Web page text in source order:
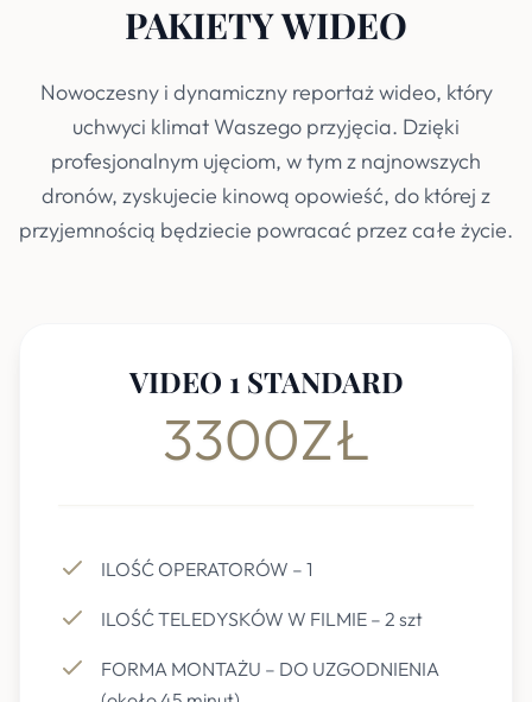
PAKIETY WIDEO
Nowoczesny i dynamiczny reportaż wideo, który
uchwyci klimat Waszego przyjęcia. Dzięki
profesjonalnym ujęciom, w tym z najnowszych
dronów, zyskujecie kinową opowieść, do której z
przyjemnością będziecie powracać przez całe życie.
VIDEO 1 STANDARD
3300ZŁ
ILOŚĆ OPERATORÓW – 1
ILOŚĆ TELEDYSKÓW W FILMIE – 2 szt
FORMA MONTAŻU – DO UZGODNIENIA